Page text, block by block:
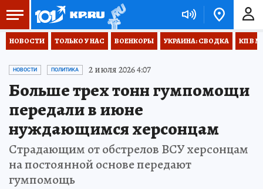
НОВОСТИ ТОЛЬКО У НАС ВОЕНКОРЫ УКРАИНА: СВОДКА КП В
НОВОСТИ ПОЛИТИКА 2 июля 2026 4:07
Больше трех тонн гумпомощи
передали в июне
нуждающимся херсонцам
Страдающим от обстрелов ВСУ херсонцам
на постоянной основе передают
гумпомощь